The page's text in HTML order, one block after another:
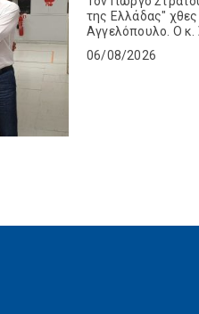
της Ελλάδας"
Αγγελόπουλο. Ο κ. Στρατούρης μίλησε για ένα όνειρο ζωής που έγινε πραγματικότητα. Ο
06/08/2026